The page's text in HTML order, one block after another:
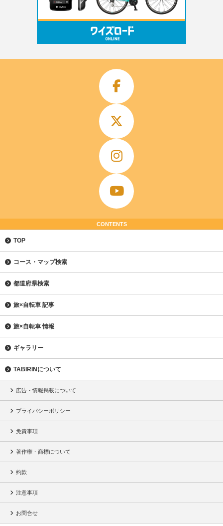
CONTENTS
TOP
コース・マップ検索
都道府県検索
旅×自転車 記事
旅×自転車 情報
ギャラリー
TABIRINについて
広告・情報掲載について
プライバシーポリシー
免責事項
著作権・商標について
約款
注意事項
お問合せ